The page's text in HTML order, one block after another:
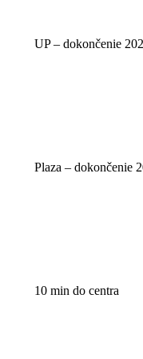
UP – dokončenie
Plaza – dokončenie
10 min do centra